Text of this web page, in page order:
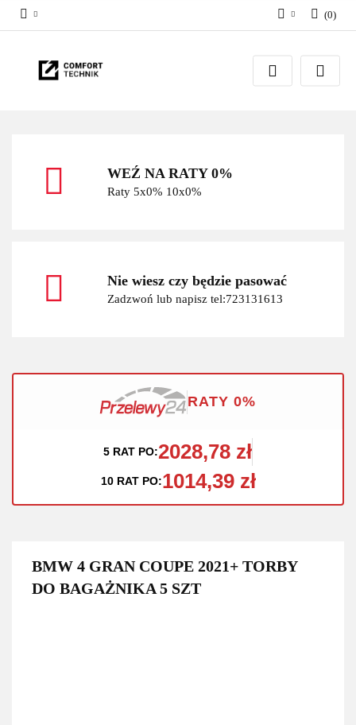
Zaloguj się
Zarejestruj się
(0)
WEŹ NA RATY 0%
Raty 5x0% 10x0%
Nie wiesz czy będzie pasować
Zadzwoń lub napisz tel:723131613
RATY 0%
5 RAT PO:2028,78 zł
10 RAT PO:1014,39 zł
BMW 4 GRAN COUPE 2021+ TORBY
DO BAGAŻNIKA 5 SZT